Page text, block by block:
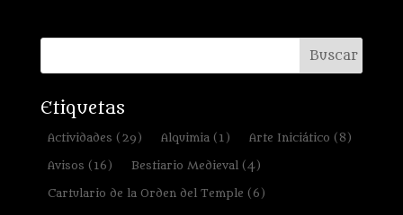
Etiquetas
Actividades (29) Alquimia(1) Arte Iniciático (8)
Avisos (16) Bestiario Medieval(4)
Cartulario de la Orden del Temple (6)